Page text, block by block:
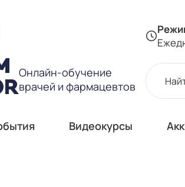
Онлайн-обучение
врачей и фармацевтов
Видеокурсы